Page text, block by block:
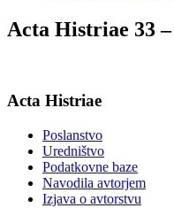
Acta Histriae 33 –
Acta Histriae
Poslanstvo
Uredništvo
Podatkovne baze
Navodila avtorjem
Izjava o avtorstvu